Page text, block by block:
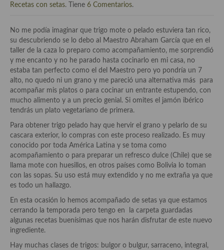
Especias, hierbas, condimentos, espesantes y aditivos
historias culinarias y otras cosas
Origen y evolución de la comida
Protocolo y buenas maneras.
Ocio – restaurantes, bares, tabernas
Viajes eno-gastro-turísticos
En El Candelero
Las opiniones de la «Cocinera»
Prensa
Acompañamientos
Airfryer recetas
Recetas con setas. Tiene 6 Comentarios.
No me podía imaginar que trigo mote o pelado estuviera tan rico,
su descubriendo se lo debo al Maestro Abraham García que en el
taller de la caza lo preparo como acompañamiento, me sorprendió
y me encanto y no he parado hasta cocinarlo en mi casa, no
estaba tan perfecto como el del Maestro pero yo pondría un 7
alto, no quedo ni un grano y me pareció una alternativa más para
acompañar mis platos o para cocinar un entrante estupendo, con
mucho alimento y a un precio genial. Si omites el jamón ibérico
tendrás un plato vegetariano de primera.
Para obtener trigo pelado hay que hervir el grano y pelarlo de su
cascara exterior, lo compras con este proceso realizado. Es muy
conocido por toda América Latina y se toma como
acompañamiento o para preparar un refresco dulce (Chile) que se
llama mote con huesillos, en otros países como Bolivia lo toman
con las sopas. Su uso está muy extendido y no me extraña ya que
es todo un hallazgo.
En esta ocasión lo hemos acompañado de setas ya que estamos
cerrando la temporada pero tengo en la carpeta guardadas
algunas recetas buenísimas que nos harán disfrutar de este nuevo
ingrediente.
Hay muchas clases de trigos: bulgor o bulgur, sarraceno, integral,